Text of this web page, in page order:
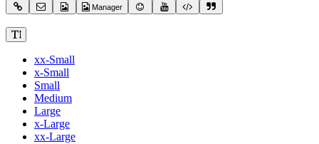
Manager
xx-Small
x-Small
Small
Medium
Large
x-Large
xx-Large